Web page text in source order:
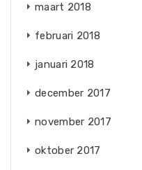
maart 2018
februari 2018
januari 2018
december 2017
november 2017
oktober 2017